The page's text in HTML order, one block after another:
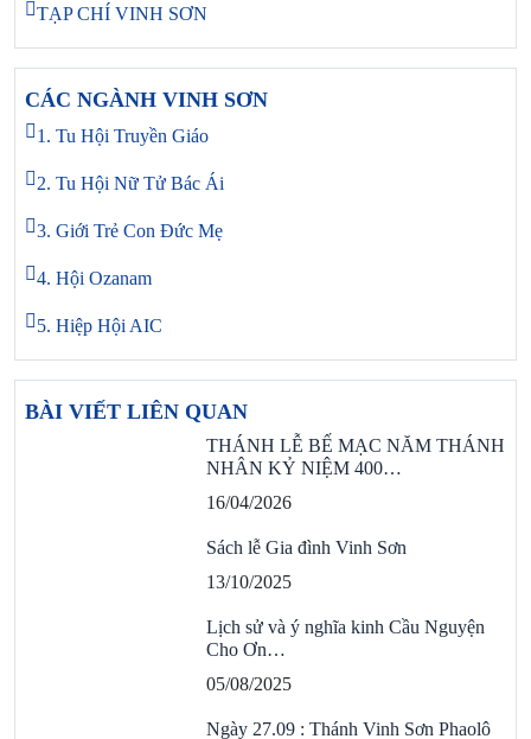
TẠP CHÍ VINH SƠN
CÁC NGÀNH VINH SƠN
1. Tu Hội Truyền Giáo
2. Tu Hội Nữ Tử Bác Ái
3. Giới Trẻ Con Đức Mẹ
4. Hội Ozanam
5. Hiệp Hội AIC
BÀI VIẾT LIÊN QUAN
THÁNH LỄ BẾ MẠC NĂM THÁNH
NHÂN KỶ NIỆM 400…
16/04/2026
Sách lễ Gia đình Vinh Sơn
13/10/2025
Lịch sử và ý nghĩa kinh Cầu Nguyện
Cho Ơn…
05/08/2025
Ngày 27.09 : Thánh Vinh Sơn Phaolô